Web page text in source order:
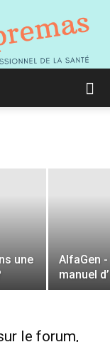
où
ou sur le
une
AlfaGen
manuel
le forum,